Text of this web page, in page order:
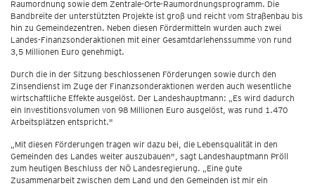
Raumordnung sowie dem Zentrale-Orte-Raumordnungsprogramm. Die
Bandbreite der unterstützten Projekte ist groß und reicht vom Straßenbau bis
hin zu Gemeindezentren. Neben diesen Fördermitteln wurden auch zwei
Landes-Finanzsonderaktionen mit einer Gesamtdarlehenssumme von rund
3,5 Millionen Euro genehmigt.
Durch die in der Sitzung beschlossenen Förderungen sowie durch den
Zinsendienst im Zuge der Finanzsonderaktionen werden auch wesentliche
wirtschaftliche Effekte ausgelöst. Der Landeshauptmann: „Es wird dadurch
ein Investitionsvolumen von 98 Millionen Euro ausgelöst, was rund 1.470
Arbeitsplätzen entspricht."
„Mit diesen Förderungen tragen wir dazu bei, die Lebensqualität in den
Gemeinden des Landes weiter auszubauen", sagt Landeshauptmann Pröll
zum heutigen Beschluss der NÖ Landesregierung. „Eine gute
Zusammenarbeit zwischen dem Land und den Gemeinden ist mir ein